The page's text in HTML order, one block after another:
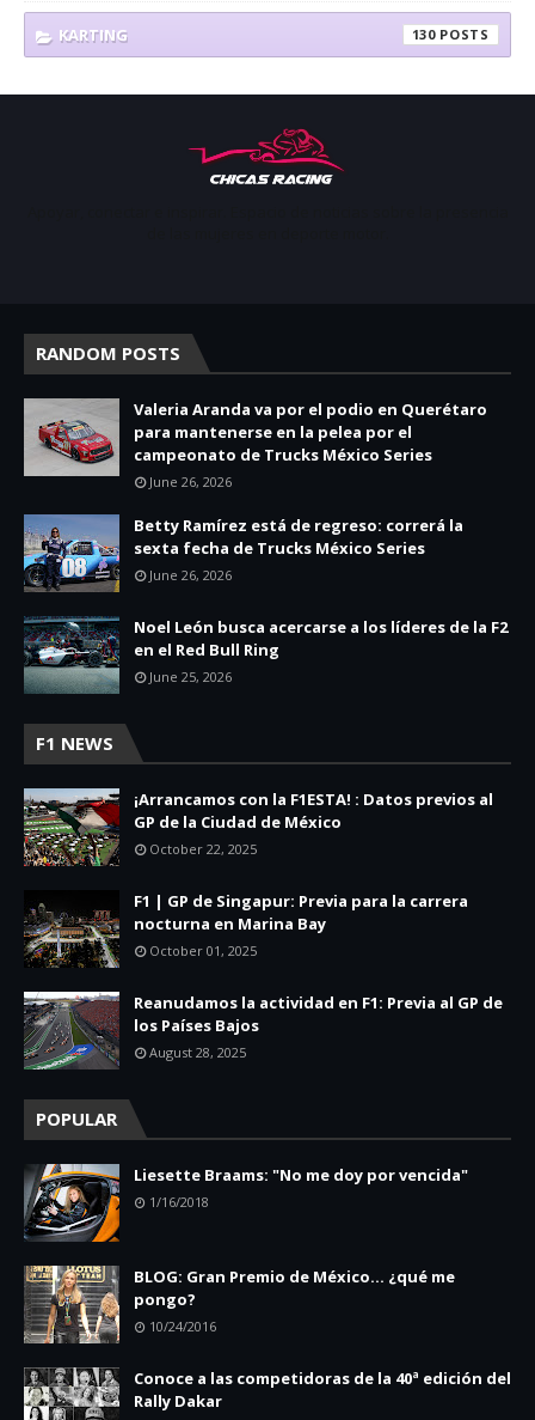
KARTING 130
RANDOM POSTS
Valeria Aranda va por el podio en Querétaro
para mantenerse en la pelea por el
campeonato de Trucks México Series
June 26, 2026
Betty Ramírez está de regreso: correrá la
sexta fecha de Trucks México Series
June 26, 2026
Noel León busca acercarse a los líderes de la F2
en el Red Bull Ring
June 25, 2026
F1 NEWS
¡Arrancamos con la F1ESTA! : Datos previos al
GP de la Ciudad de México
October 22, 2025
F1 | GP de Singapur: Previa para la carrera
nocturna en Marina Bay
October 01, 2025
Reanudamos la actividad en F1: Previa al GP de
los Países Bajos
August 28, 2025
POPULAR
Liesette Braams: "No me doy por vencida"
1/16/2018
BLOG: Gran Premio de México... ¿qué me
pongo?
10/24/2016
Conoce a las competidoras de la 40ª edición del
Rally Dakar